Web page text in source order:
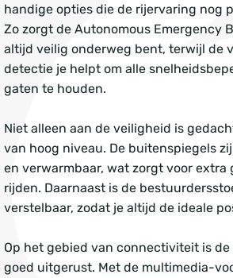
handige opties die de rijervaring nog
Zo zorgt de Autonomous Emergency
altijd veilig onderweg bent, terwijl de
detectie je helpt om alle
gaten te houden.
Niet alleen aan de veiligheid is
van hoog niveau. De buitenspiegels
en verwarmbaar, wat zorgt voor extra
rijden. Daarnaast is de
verstelbaar, zodat je altijd de ideale
Op het gebied van connectiviteit is de
goed uitgerust. Met de multimedia-